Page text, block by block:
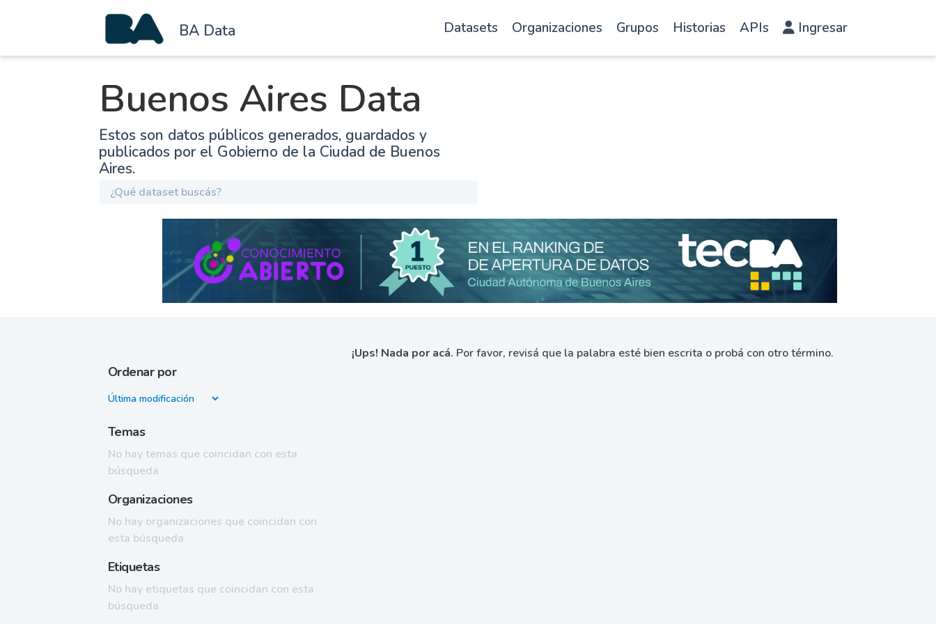
BA Data Datasets Organizaciones Grupos Historias APIs Ingresar
Buenos Aires Data
Estos son datos públicos generados, guardados y
publicados por el Gobierno de la Ciudad de Buenos
Aires.
Ordenar por
Temas
No hay temas que coincidan con esta
búsqueda
Organizaciones
No hay organizaciones que coincidan con
esta búsqueda
Etiquetas
No hay etiquetas que coincidan con esta
búsqueda
¡Ups! Nada por acá. Por favor, revisá que la palabra esté bien escrita o probá con otro término.